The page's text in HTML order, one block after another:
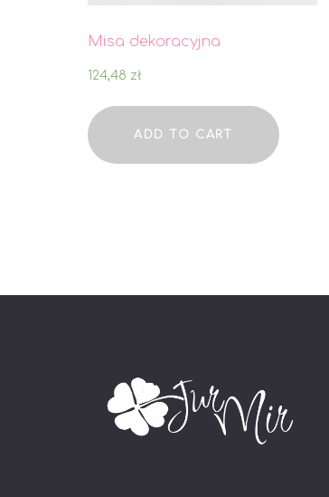
Misa dekoracyjna
124,48 zł
ADD TO CART